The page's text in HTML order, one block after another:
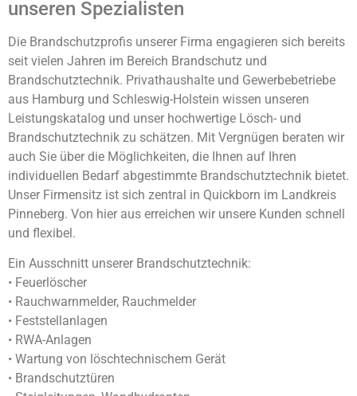
unseren Spezialisten
Die Brandschutzprofis unserer Firma engagieren sich bereits
seit vielen Jahren im Bereich Brandschutz und
Brandschutztechnik. Privathaushalte und Gewerbebetriebe
aus Hamburg und Schleswig-Holstein wissen unseren
Leistungskatalog und unser hochwertige Lösch- und
Brandschutztechnik zu schätzen. Mit Vergnügen beraten wir
auch Sie über die Möglichkeiten, die Ihnen auf Ihren
individuellen Bedarf abgestimmte Brandschutztechnik bietet.
Unser Firmensitz ist sich zentral in Quickborn im Landkreis
Pinneberg. Von hier aus erreichen wir unsere Kunden schnell
und flexibel.
Ein Ausschnitt unserer Brandschutztechnik:
• Feuerlöscher
• Rauchwarnmelder, Rauchmelder
• Feststellanlagen
• RWA-Anlagen
• Wartung von löschtechnischem Gerät
• Brandschutztüren